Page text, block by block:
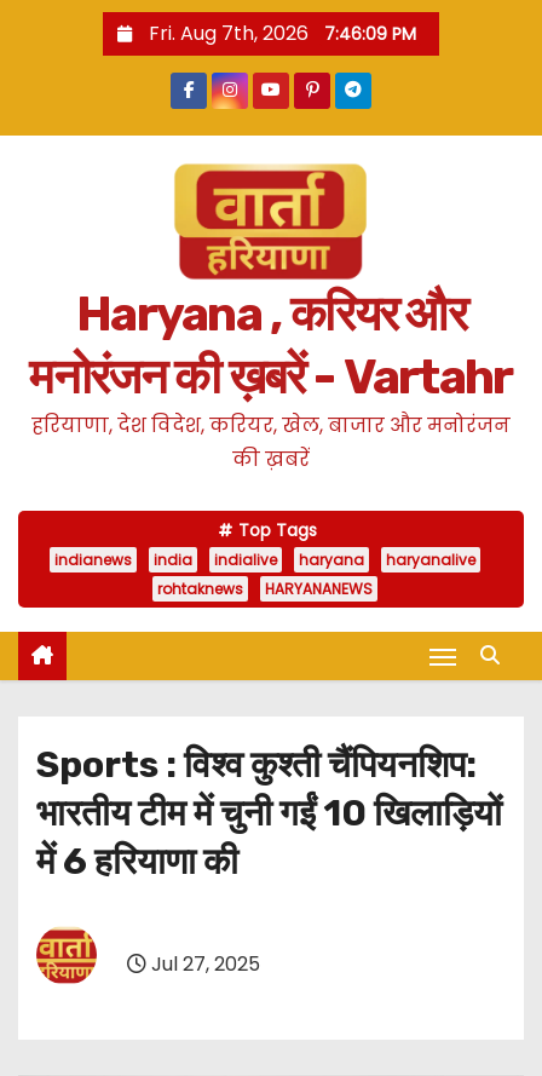
Fri. Aug 7th, 2026 7:46:10 PM
Haryana , करियर और
मनोरंजन की ख़बरें - Vartahr
हरियाणा, देश विदेश, करियर, खेल, बाजार और मनोरंजन
की ख़बरें
Top Tags
indianews india indialive haryana
haryanalive
rohtaknews
HARYANANEWS
Sports : विश्व कुश्ती चैंपियनशिप:
भारतीय टीम में चुनी गईं 10 खिलाड़ियों
में 6 हरियाणा की
Jul 27, 2025